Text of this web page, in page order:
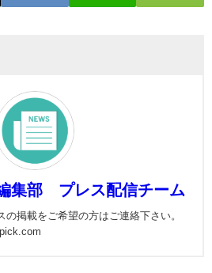
集部 プレス配信チーム
の掲載をご希望の方はご連絡下さい。